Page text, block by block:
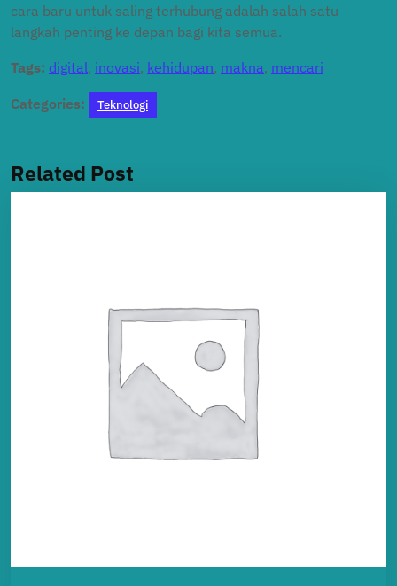
cara baru untuk saling terhubung adalah salah satu
langkah penting ke depan bagi kita semua.
Tags: digital, inovasi, kehidupan, makna, mencari
Categories: Teknologi
Related Post